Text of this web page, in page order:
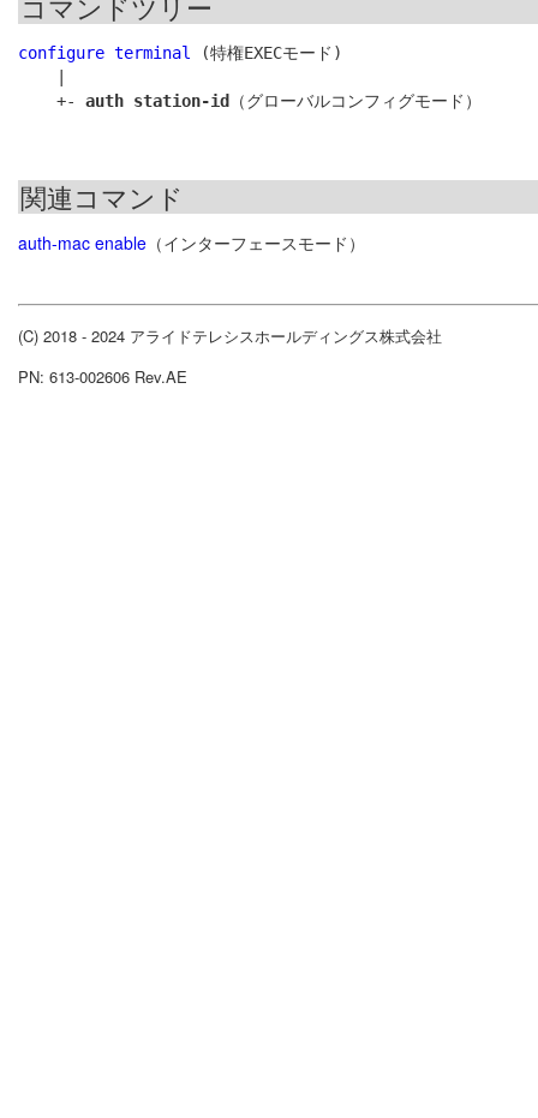
configure terminal
(特権EXECモード)
    +-
auth station-id
関連コマンド
auth-mac enable （インターフェースモード）
(C) 2018 - 2024 アライドテレシスホールディングス株式会社
PN: 613-002606 Rev.AE